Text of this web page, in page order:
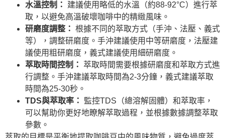
水溫控制：
建議使用略低的水溫（約88-92°C）進行萃
取，以避免高溫破壞咖啡中的精緻風味。
研磨度調整： 根據不同的萃取方式（手沖、法壓、義式
等），調整研磨度。手沖建議使用中等研磨度，法壓建
議使用粗研磨度，義式建議使用細研磨度。
萃取時間控制：
萃取時間需要根據研磨度和萃取方式進
行調整。手沖建議萃取時間為2-3分鐘，義式建議萃取
時間為25-30秒。
TDS與萃取率：
監控TDS（總溶解固體）和萃取率，
可以幫助你更好地瞭解萃取過程，並根據數據調整萃取
參數。